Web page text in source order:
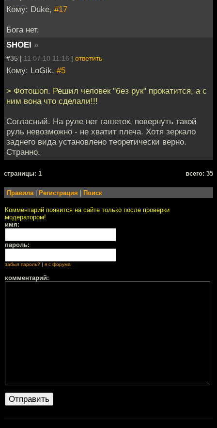
Кому: Duke, #17
Бога нет.
SHOEI »
#35 | 11.07.10 11:16 | ответить
Кому: LoGik, #5
> Фотошоп. Решил человек "без рук" прокатится, а с
ним вона что сделали!!!
Согласный. На руле нет гашеток, повернуть такой
руль невозможно - не хватит плеча. Хотя зеркало
заднего вида установлено теоретически верно.
Странно.
cтраницы: 1 всего: 35
Правила Регистрация Поиск
Комментарий появится на сайте только после проверки
модератором!
имя:
пароль:
забыл пароль? | я с форума
комментарий: